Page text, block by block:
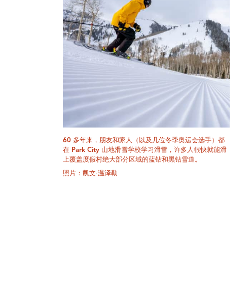
60 多年来，朋友和家人（以及几位冬季奥运会选手）都
在 Park City 山地滑雪学校学习滑雪，许多人很快就能滑
上覆盖度假村绝大部分区域的蓝钻和黑钻雪道。
照片：凯文·温泽勒